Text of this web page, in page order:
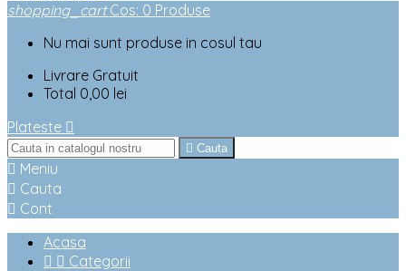
shopping_cart Cos: 0 Produse
Nu mai sunt produse in cosul tau
Livrare Gratuit
Total 0,00 lei
Plateste 
 Cauta
 Meniu
 Cauta
 Cont
Acasa
  Categorii